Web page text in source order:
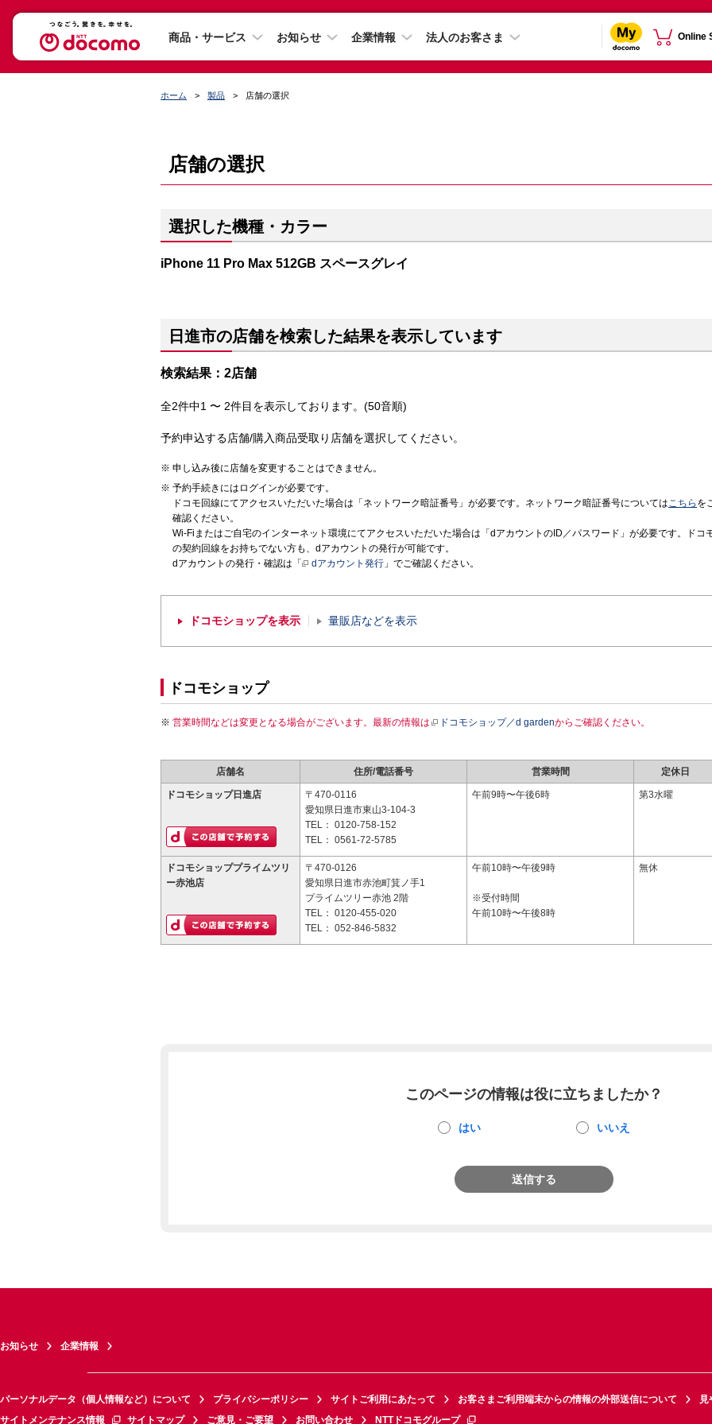
商品・サービス お知らせ 企業情報 法人のお客さま Online
ホーム 製品 店舗の選択
店舗の選択
選択した機種・カラー
iPhone 11 Pro Max 512GB スペースグレイ
日進市の店舗を検索した結果を表示しています
検索結果：2店舗
全2件中1 〜 2件目を表示しております。(50音順)
予約申込する店舗/購入商品受取り店舗を選択してください。
申し込み後に店舗を変更することはできません。
予約手続きにはログインが必要です。
ドコモ回線にてアクセスいただいた場合は「ネットワーク暗証番号」が必要です。ネットワーク暗証番号についてはこちら を
確認ください。
Wi-Fiまたはご自宅のインターネット環境にてアクセスいただいた場合は「dアカウントのID／パスワード」が必要です。ドコ
の契約回線をお持ちでない方も、dアカウントの発行が可能です。
dアカウントの発行・確認は「
dアカウント発行 」でご確認ください。
ドコモショップを表示 量販店などを表示
ドコモショップ
営業時間などは変更となる場合がございます。最新の情報は ドコモショップ／d gardenからご確認ください。
店舗名 住所/電話番号 営業時間 定休日
ドコモショップ日進店
〒470-0116
愛知県日進市東山3-104-3
TEL： 0120-758-152
TEL： 0561-72-5785
午前9時〜午後6時 第3水曜
ドコモショッププライムツリ
ー赤池店
〒470-0126
愛知県日進市赤池町箕ノ手1
プライムツリー赤池 2階
TEL： 0120-455-020
TEL： 052-846-5832
午前10時〜午後9時
※受付時間
午前10時〜午後8時
無休
このページの情報は役に立ちましたか？
はい いいえ
送信する
お知らせ 企業情報
パーソナルデータ（個人情報など）について プライバシーポリシー サイトご利用にあたって お客さまご利用端末からの情報の外部送信について
見
サイトメンテナンス情報
サイトマップ ご意見・ご要望 お問い合わせ NTTドコモグループ